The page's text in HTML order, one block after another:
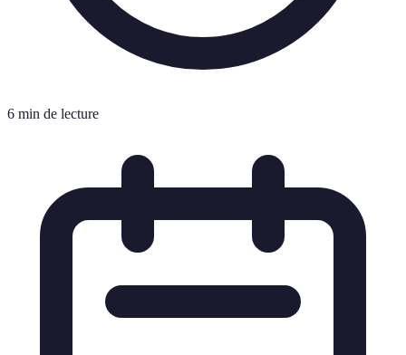
6 min de lecture